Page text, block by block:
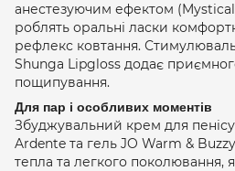
анестезуючим ефектом
роблять оральні ласки
рефлекс ковтання.
Shunga Lipgloss додає
пощипування.
Для пар і особливих моментів
Збуджувальний крем для
Ardente та гель JO Warm &
тепла та легкого поколювання,